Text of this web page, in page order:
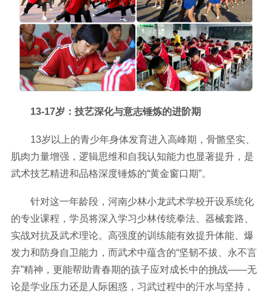
13-17岁：技艺深化与意志锤炼的进阶期
13岁以上的青少年身体发育进入高峰期，骨骼坚实、
肌肉力量增强，逻辑思维和自我认知能力也显著提升，是
武术技艺精进和品格深度锤炼的“黄金窗口期”。
针对这一年龄段，河南少林小龙武术学校开设系统化
的专业课程，学员将深入学习少林传统拳法、器械套路、
实战对抗及武术理论。高强度的训练能有效提升体能、爆
发力和防身自卫能力，而武术中蕴含的“坚韧不拔、永不言
弃”精神，更能帮助青春期的孩子应对成长中的挑战——无
论是学业压力还是人际困惑，习武过程中的汗水与坚持，